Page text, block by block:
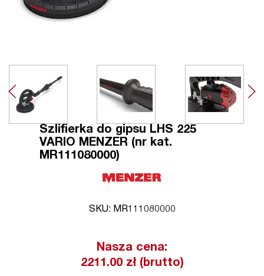
Szlifierka do gipsu LHS 225
VARIO MENZER (nr kat.
MR111080000)
SKU: MR111080000
Nasza cena:
2211.00 zł (brutto)